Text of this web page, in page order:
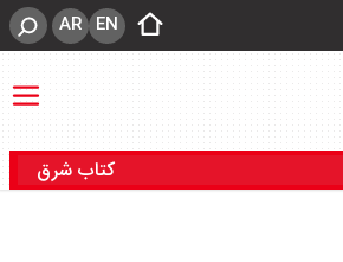
EN
AR
کتاب شرق